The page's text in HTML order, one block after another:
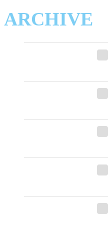
ARCHIVE